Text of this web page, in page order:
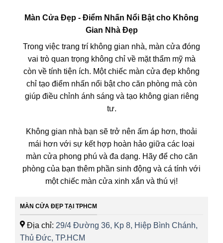
Màn Cửa Đẹp - Điểm Nhấn Nổi Bật cho Không
Gian Nhà Đẹp
Trong việc trang trí không gian nhà, màn cửa đóng
vai trò quan trọng không chỉ về mặt thẩm mỹ mà
còn về tính tiện ích. Một chiếc màn cửa đẹp không
chỉ tạo điểm nhấn nổi bật cho căn phòng mà còn
giúp điều chỉnh ánh sáng và tạo không gian riêng
tư.
Không gian nhà bạn sẽ trở nên ấm áp hơn, thoải
mái hơn với sự kết hợp hoàn hảo giữa các loại
màn cửa phong phú và đa dạng. Hãy để cho căn
phòng của bạn thêm phần sinh động và cá tính với
một chiếc màn cửa xinh xắn và thú vị!
MÀN CỬA ĐẸP TẠI TPHCM
Địa chỉ: 29/4 Đường 36, Kp 8, Hiệp Bình Chánh,
Thủ Đức, TP.HCM